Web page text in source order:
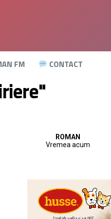
FM CONTACT